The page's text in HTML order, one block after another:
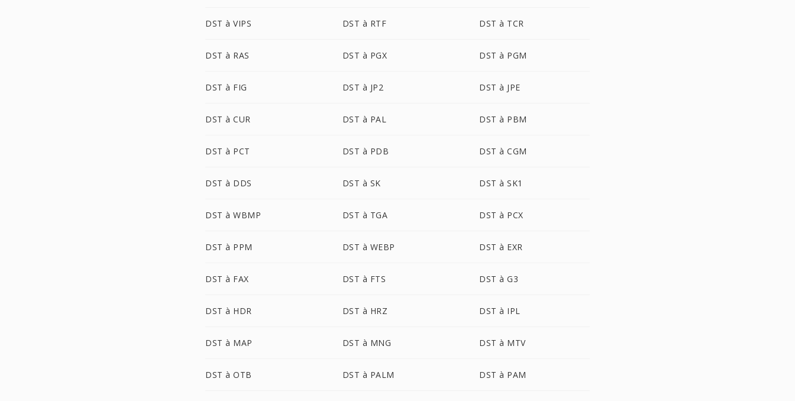
DST à VIPS DST à RTF DST à TCR
DST à RAS DST à PGX DST à PGM
DST à FIG DST à JP2 DST à JPE
DST à CUR DST à PAL DST à PBM
DST à PCT DST à PDB DST à CGM
DST à DDS DST à SK DST à SK1
DST à WBMP DST à TGA DST à PCX
DST à PPM DST à WEBP DST à EXR
DST à FAX DST à FTS DST à G3
DST à HDR DST à HRZ DST à IPL
DST à MAP DST à MNG DST à MTV
DST à OTB DST à PALM DST à PAM